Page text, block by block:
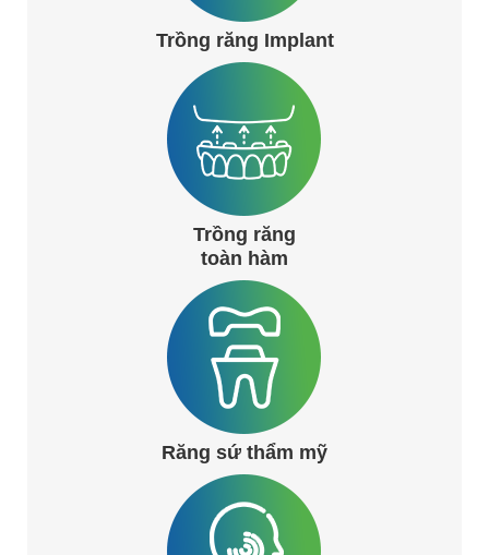
Trồng răng Implant
Trồng răng
toàn hàm
Răng sứ thẩm mỹ